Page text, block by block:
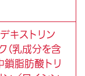
量は、食
？
ンの量は、
すか？
キストリン
（乳成分を含
鎖脂肪酸トリ